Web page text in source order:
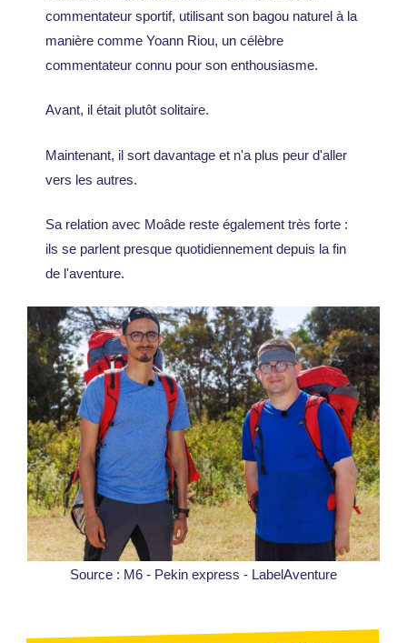
commentateur sportif, utilisant son bagou naturel à la
manière comme Yoann Riou, un célèbre
commentateur connu pour son enthousiasme.
Avant, il était plutôt solitaire.
Maintenant, il sort davantage et n'a plus peur d'aller
vers les autres.
Sa relation avec Moâde reste également très forte :
ils se parlent presque quotidiennement depuis la fin
de l'aventure.
Source : M6 - Pekin express - LabelAventure